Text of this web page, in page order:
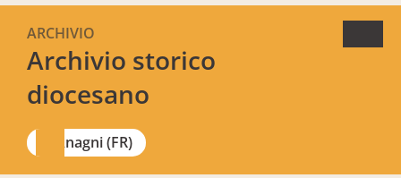
Archivio storico
diocesano
ARCHIVIO
Anagni (FR)